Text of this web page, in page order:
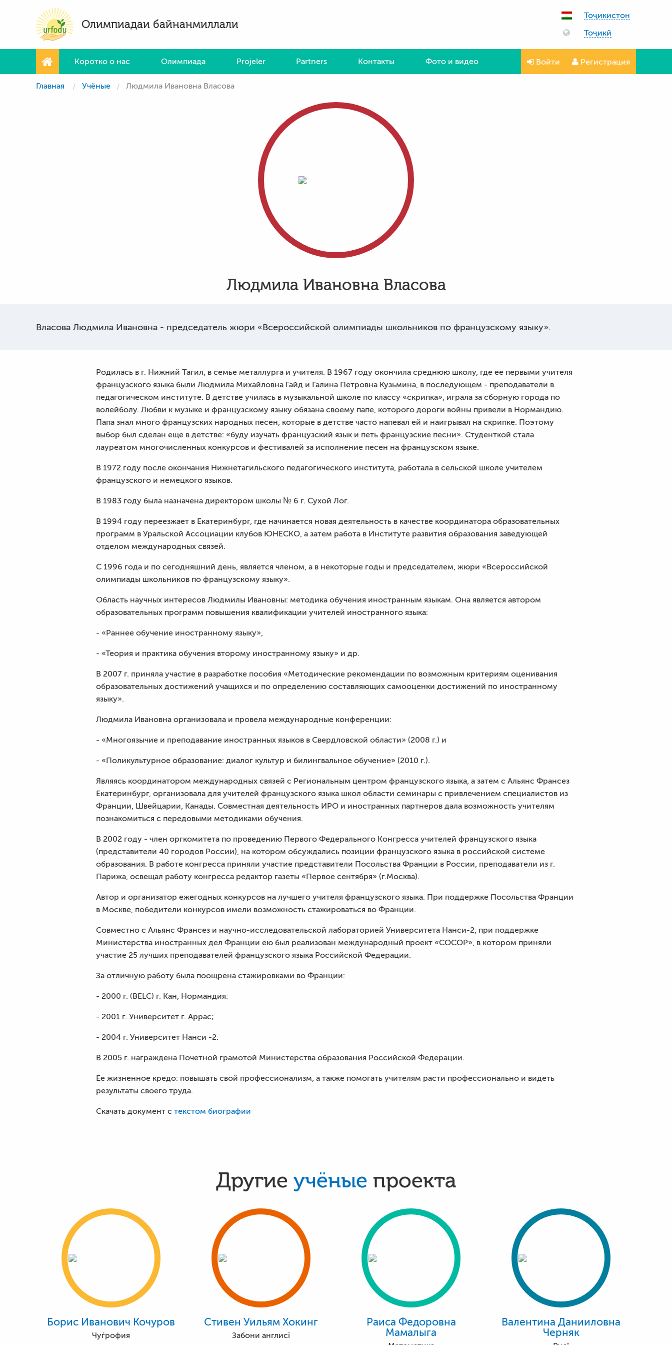
Олимпиадаи байнанмиллали
Тоҷикистон
Тоҷикӣ
Коротко о нас Олимпиада Projeler Partners Контакты Фото и видео Войти Регистрация
Главная Учёные Людмила Ивановна Власова
Людмила Ивановна Власова
Власова Людмила Ивановна - председатель жюри «Всероссийской олимпиады школьников по французскому языку».
Родилась в г. Нижний Тагил, в семье металлурга и учителя. В 1967 году окончила среднюю школу, где ее первыми учителя
французского языка были Людмила Михайловна Гайд и Галина Петровна Кузьмина, в последующем - преподаватели в
педагогическом институте. В детстве училась в музыкальной школе по классу «скрипка», играла за сборную города по
волейболу. Любви к музыке и французскому языку обязана своему папе, которого дороги войны привели в Нормандию.
Папа знал много французских народных песен, которые в детстве часто напевал ей и наигрывал на скрипке. Поэтому
выбор был сделан еще в детстве: «буду изучать французский язык и петь французские песни». Студенткой стала
лауреатом многочисленных конкурсов и фестивалей за исполнение песен на французском языке.
В 1972 году после окончания Нижнетагильского педагогического института, работала в сельской школе учителем
французского и немецкого языков.
В 1983 году была назначена директором школы № 6 г. Сухой Лог.
В 1994 году переезжает в Екатеринбург, где начинается новая деятельность в качестве координатора образовательных
программ в Уральской Ассоциации клубов ЮНЕСКО, а затем работа в Институте развития образования заведующей
отделом международных связей.
С 1996 года и по сегодняшний день, является членом, а в некоторые годы и председателем, жюри «Всероссийской
олимпиады школьников по французскому языку».
Область научных интересов Людмилы Ивановны: методика обучения иностранным языкам. Она является автором
образовательных программ повышения квалификации учителей иностранного языка:
- «Раннее обучение иностранному языку»,
- «Теория и практика обучения второму иностранному языку» и др.
В 2007 г. приняла участие в разработке пособия «Методические рекомендации по возможным критериям оценивания
образовательных достижений учащихся и по определению составляющих самооценки достижений по иностранному
языку».
Людмила Ивановна организовала и провела международные конференции:
- «Многоязычие и преподавание иностранных языков в Свердловской области» (2008 г.) и
- «Поликультурное образование: диалог культур и билингвальное обучение» (2010 г.).
Являясь координатором международных связей с Региональным центром французского языка, а затем с Альянс Франсез
Екатеринбург, организовала для учителей французского языка школ области семинары с привлечением специалистов из
Франции, Швейцарии, Канады. Совместная деятельность ИРО и иностранных партнеров дала возможность учителям
познакомиться с передовыми методиками обучения.
В 2002 году - член оргкомитета по проведению Первого Федерального Конгресса учителей французского языка
(представители 40 городов России), на котором обсуждались позиции французского языка в российской системе
образования. В работе конгресса приняли участие представители Посольства Франции в России, преподаватели из г.
Парижа, освещал работу конгресса редактор газеты «Первое сентября» (г.Москва).
Автор и организатор ежегодных конкурсов на лучшего учителя французского языка. При поддержке Посольства Франции
в Москве, победители конкурсов имели возможность стажироваться во Франции.
Совместно с Альянс Франсез и научно-исследовательской лабораторией Университета Нанси-2, при поддержке
Министерства иностранных дел Франции ею был реализован международный проект «COCOP», в котором приняли
участие 25 лучших преподавателей французского языка Российской Федерации.
За отличную работу была поощрена стажировками во Франции:
- 2000 г. (BELC) г. Кан, Нормандия;
- 2001 г. Университет г. Аррас;
- 2004 г. Университет Нанси -2.
В 2005 г. награждена Почетной грамотой Министерства образования Российской Федерации.
Ее жизненное кредо: повышать свой профессионализм, а также помогать учителям расти профессионально и видеть
результаты своего труда.
Скачать документ с текстом биографии
Другие учёные проекта
Борис Иванович Кочуров
Чуѓрофия
Стивен Уильям Хокинг
Забони англисї
Раиса Федоровна
Мамалыга
Валентина Данииловна
Черняк